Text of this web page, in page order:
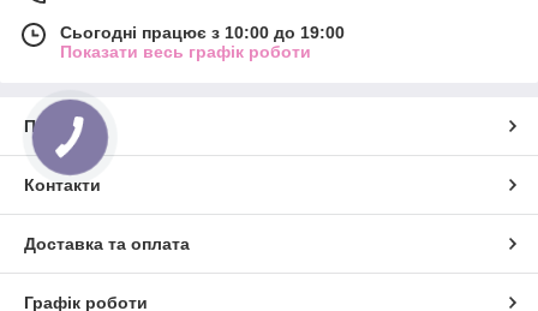
Сьогодні працює з 10:00 до 19:00
Показати весь графік роботи
Про нас
Контакти
Доставка та оплата
Графік роботи